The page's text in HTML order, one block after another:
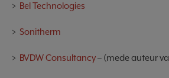
> Bel Technologies
> Sonitherm
> BVDW Consultancy– (mede auteur